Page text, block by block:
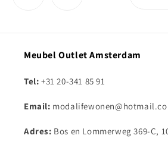
Meubel Outlet Amsterdam
Tel: +31 20-341 85 91
Email:
Adres: Bos en Lommerweg 369-C,